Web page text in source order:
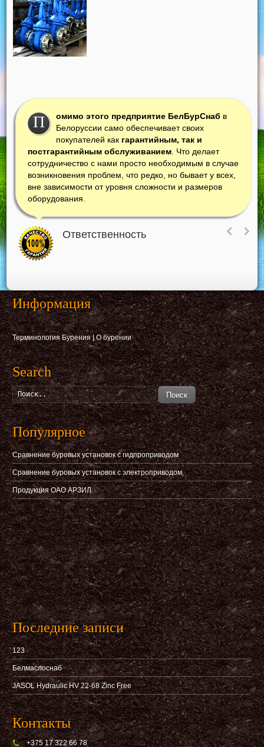
П омимо этого предприятие БелБурСнаб в
Белоруссии само обеспечивает своих
покупателей как гарантийным, так и
постгарантийным обслуживанием . Что делает
сотрудничество с нами просто необходимым в случае
возникновения проблем, что редко, но бывает у всех,
вне зависимости от уровня сложности и размеров
оборудования.
Ответственность
Информация
Терминология Бурения|О бурении
Search
Поиск
Популярное
Сравнение буровых установок с гидпроприводом
Сравнение буровых установок с электроприводом
Продукция ОАО АРЗИЛ
Последние записи
123
Белмаслоснаб
JASOL Hydraulic HV 22-68 Zinc Free
Контакты
+375 17 322 66 78